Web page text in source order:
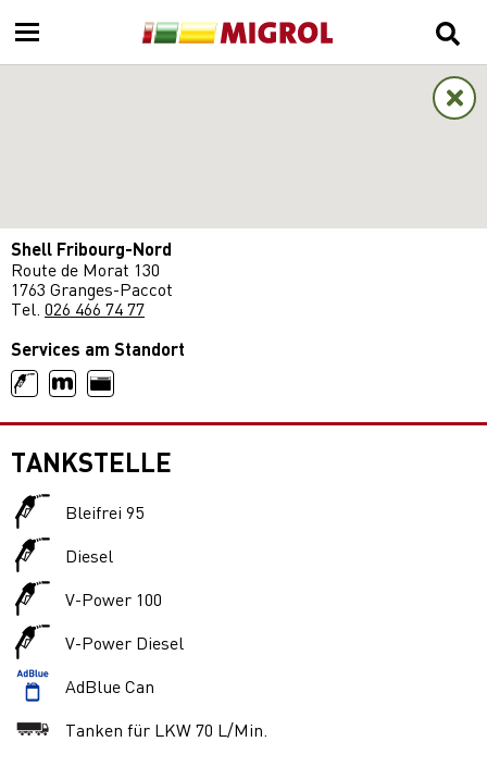
Shell Fribourg-Nord
Route de Morat 130
1763 Granges-Paccot
Tel. 026 466 74 77
Services am Standort
TANKSTELLE
Bleifrei 95
Diesel
V-Power 100
V-Power Diesel
AdBlue Can
Tanken für LKW 70 L/Min.